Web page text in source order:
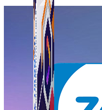
Simple Tikdown
Công cụ giúp bạn